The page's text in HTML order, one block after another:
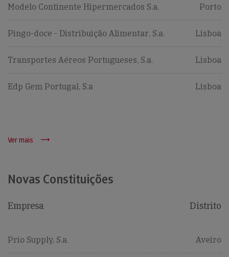
Modelo Continente Hipermercados S.a. Porto
Pingo-doce - Distribuição Alimentar, S.a. Lisboa
Transportes Aéreos Portugueses, S.a. Lisboa
Edp Gem Portugal, S.a Lisboa
Ver mais
Novas Constituições
Empresa Distrito
Prio Supply, S.a. Aveiro